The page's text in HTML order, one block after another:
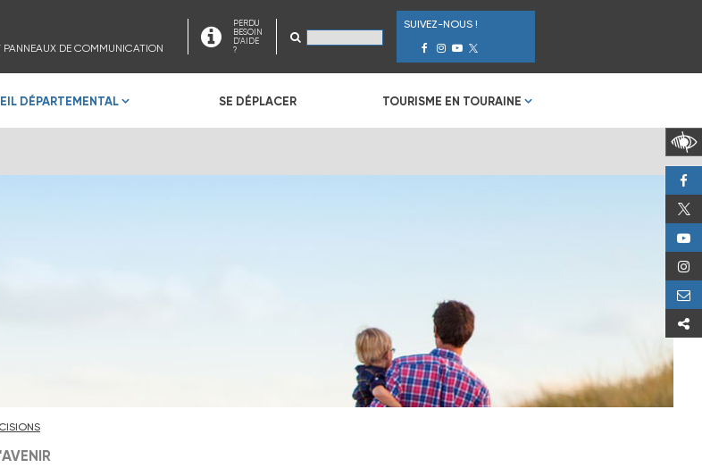
PANNEAUX DE COMMUNICATION
PERDU
BESOIN
D'AIDE
?
SUIVEZ-NOUS !
DÉPARTEMENTAL SE DÉPLACER TOURISME EN TOURAINE